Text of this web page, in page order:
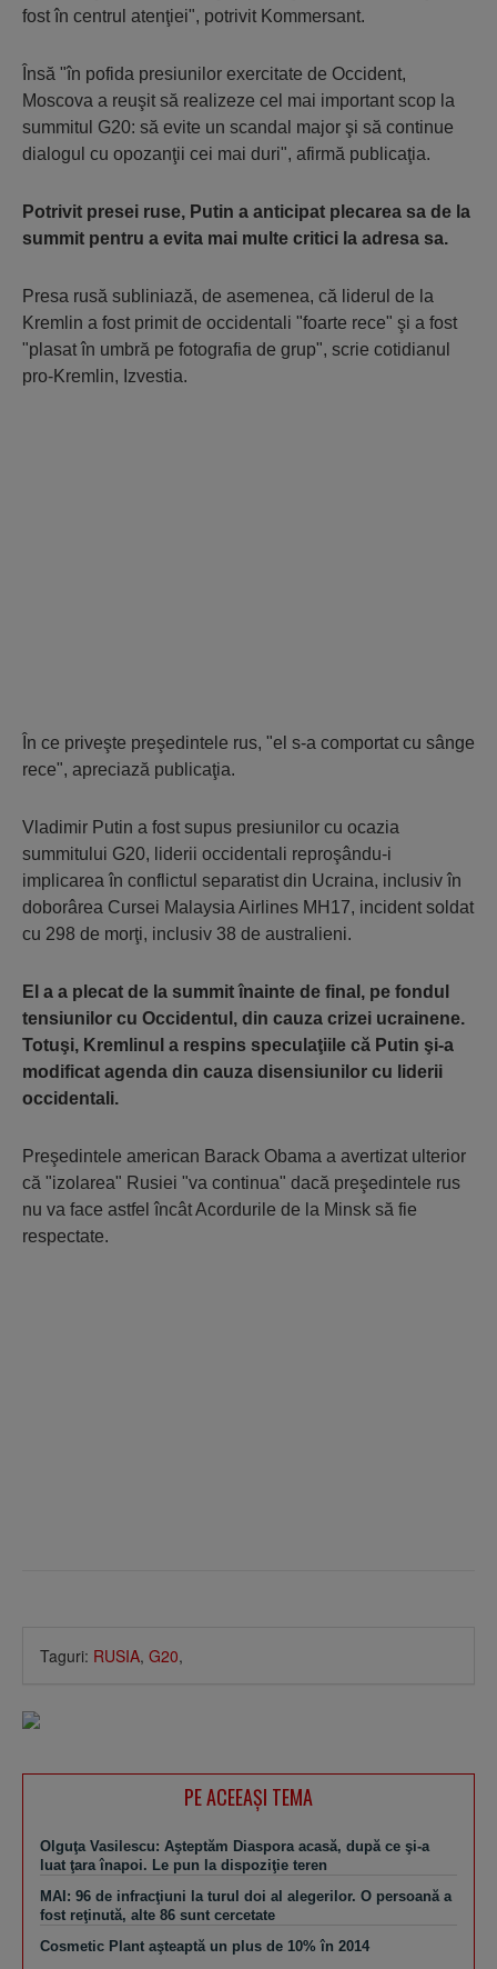
fost în centrul atenţiei", potrivit Kommersant.
Însă "în pofida presiunilor exercitate de Occident,
Moscova a reuşit să realizeze cel mai important scop la
summitul G20: să evite un scandal major şi să continue
dialogul cu opozanţii cei mai duri", afirmă publicaţia.
Potrivit presei ruse, Putin a anticipat plecarea sa de la
summit pentru a evita mai multe critici la adresa sa.
Presa rusă subliniază, de asemenea, că liderul de la
Kremlin a fost primit de occidentali "foarte rece" şi a fost
"plasat în umbră pe fotografia de grup", scrie cotidianul
pro-Kremlin, Izvestia.
În ce priveşte preşedintele rus, "el s-a comportat cu sânge
rece", apreciază publicaţia.
Vladimir Putin a fost supus presiunilor cu ocazia
summitului G20, liderii occidentali reproşându-i
implicarea în conflictul separatist din Ucraina, inclusiv în
doborârea Cursei Malaysia Airlines MH17, incident soldat
cu 298 de morţi, inclusiv 38 de australieni.
El a a plecat de la summit înainte de final, pe fondul
tensiunilor cu Occidentul, din cauza crizei ucrainene.
Totuşi, Kremlinul a respins speculaţiile că Putin şi-a
modificat agenda din cauza disensiunilor cu liderii
occidentali.
Preşedintele american Barack Obama a avertizat ulterior
că "izolarea" Rusiei "va continua" dacă preşedintele rus
nu va face astfel încât Acordurile de la Minsk să fie
respectate.
Taguri: RUSIA, G20,
PE ACEEAŞI TEMA
Olguţa Vasilescu: Aşteptăm Diaspora acasă, după ce şi-a
luat ţara înapoi. Le pun la dispoziţie teren
MAI: 96 de infracţiuni la turul doi al alegerilor. O persoană a
fost reţinută, alte 86 sunt cercetate
Cosmetic Plant aşteaptă un plus de 10% în 2014